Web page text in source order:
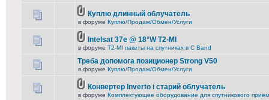
Куплю длинный облучатель
в форуме Куплю/Продам/Обмен/Услуги
Intelsat 37e @ 18°W T2-MI
в форуме T2-MI пакеты на спутниках в С Band
Треба допомога позиционер Strong V50
в форуме Куплю/Продам/Обмен/Услуги
Конвертер Inverto і старий облучатель
в форуме Комплектующее оборудование для спутникового